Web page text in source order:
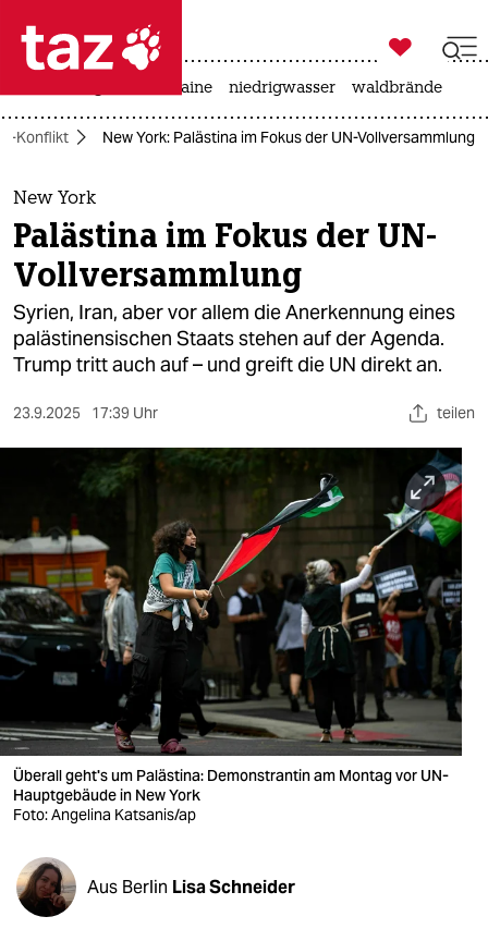
 taz zahl ich
taz zahl ich
themen
politik
öko
gesellschaft
sport
nord
wahrheit
verlag
verlag
veranstaltungen
shop
fragen & hilfe
unterstützen
abo

taz zahl ich
krieg in der ukraine niedrigwasser waldbrände
Konflikt New York: Palästina im Fokus der UN-Vollversammlung
New York
Palästina im Fokus der UN-
Vollversammlung
Syrien, Iran, aber vor allem die Anerkennung eines
palästinensischen Staats stehen auf der Agenda.
Trump tritt auch auf – und greift die UN direkt an.
23.9.2025 17:39 Uhr teilen
Überall geht's um Palästina: Demonstrantin am Montag vor UN-
Hauptgebäude in New York
Foto: Angelina Katsanis/ap
Aus Berlin Lisa Schneider